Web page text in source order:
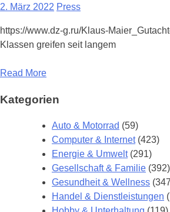
2. März 2022 Press
https://www.dz-g.ru/Klaus-
Klassen greifen seit langem
Read More
Kategorien
Auto & Motorrad (59)
Computer & Internet(423)
Energie & Umwelt(291)
Gesellschaft & Familie (392)
Gesundheit & Wellness
Handel & Dienstleistungen